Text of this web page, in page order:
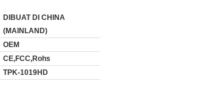
DIBUAT DI CHINA
(MAINLAND)
OEM
CE,FCC,Rohs
TPK-1019HD